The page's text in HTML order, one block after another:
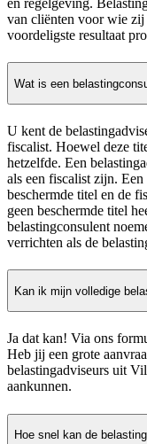
en regelgeving.
van cliënten voor wie
voordeligste resultaat
Wat is een
U kent de
fiscalist. Hoewel deze
hetzelfde. Een
als een fiscalist zijn.
beschermde titel en de
geen beschermde titel
belastingconsulent
verrichten als de
Kan ik mijn volledige
Ja dat kan! Via ons
Heb jij een grote
belastingadviseurs uit
aankunnen.
Hoe snel kan de